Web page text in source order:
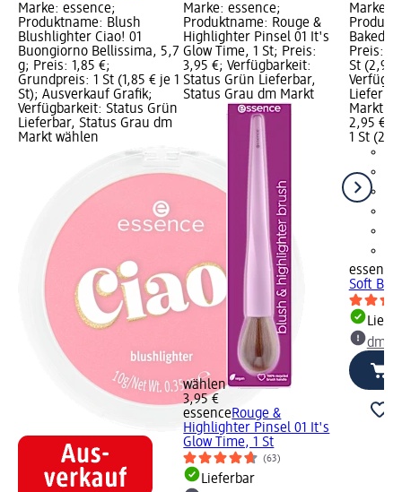
Marke: essence;
Produktname: Blush
Blushlighter Ciao! 01
Buongiorno Bellissima, 5,7
g; Preis: 1,85 €;
Grundpreis: 1 St (1,85 € je 1
St); Ausverkauf Grafik;
Verfügbarkeit: Status Grün
Lieferbar, Status Grau dm
Markt wählen
Marke: essence;
Produktname: Rouge &
Highlighter Pinsel 01 It's
Glow Time, 1 St; Preis:
3,95 €; Verfügbarkeit:
Status Grün Lieferbar,
Status Grau dm Markt
wählen
3,95 €
essenceRouge &
Highlighter Pinsel 01 It's
Glow Time, 1 St
(63)
Lieferbar
Marke:
Baked
Preis:
St (2,95
Markt
2,95 €
1 St
essence
Soft
dm